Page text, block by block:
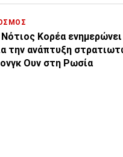
Νότιος Κορέα
την ανάπτυξη
Ουν στη Ρωσία